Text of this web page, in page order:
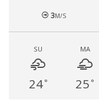
3M/S
SU
24°
MA
25 °